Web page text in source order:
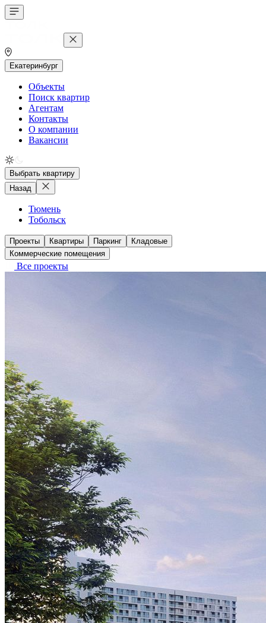
Екатеринбург
Объекты
Поиск квартир
Агентам
Контакты
О компании
Вакансии
Выбрать квартиру
Назад
Тюмень
Тобольск
Проекты Квартиры Паркинг
Кладовые
Коммерческие помещения
Все проекты